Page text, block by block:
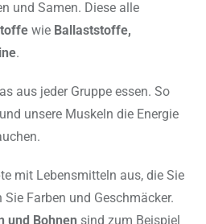
und Samen. Diese alle
wie Ballaststoffe,
.
aus jeder Gruppe essen. So
unsere Muskeln die Energie
mit Lebensmitteln aus, die Sie
Farben und Geschmäcker.
und Bohnen sind zum Beispiel